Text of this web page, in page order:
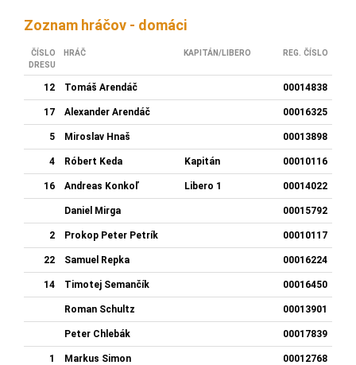
Zoznam hráčov - domáci
ČÍSLO
DRESU
HRÁČ KAPITÁN/LIBERO REG. ČÍSLO
12 Tomáš Arendáč 00014838
17 Alexander Arendáč 00016325
5 Miroslav Hnaš 00013898
4 Róbert Keda Kapitán 00010116
16 Andreas Konkoľ Libero 1 00014022
Daniel Mirga 00015792
2 Prokop Peter Petrík 00010117
22 Samuel Repka 00016224
14 Timotej Semančík 00016450
Roman Schultz 00013901
Peter Chlebák 00017839
1 Markus Simon 00012768